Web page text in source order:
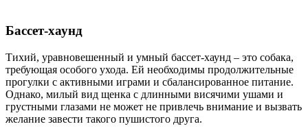
Бассет-хаунд
Тихий, уравновешенный и умный бассет-хаунд – это собака,
требующая особого ухода. Ей необходимы продолжительные
прогулки с активными играми и сбалансированное питание.
Однако, милый вид щенка с длинными висячими ушами и
грустными глазами не может не привлечь внимание и вызвать
желание завести такого пушистого друга.